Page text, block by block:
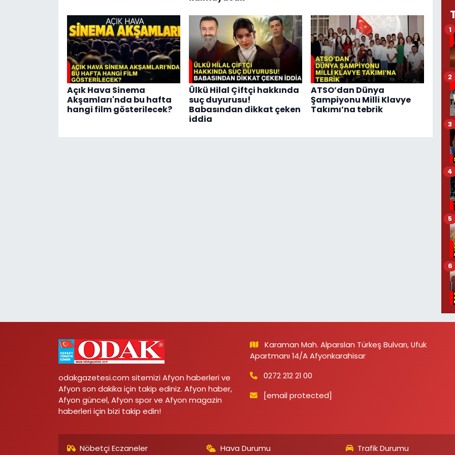
Açık Hava Sinema
Akşamları'nda bu hafta
hangi film gösterilecek?
Ülkü Hilal Çiftçi hakkında
suç duyurusu!
Babasından dikkat çeken
iddia
ATSO’dan Dünya
Şampiyonu Milli Klavye
Takımı’na tebrik
1
2
3
4
5
6
odakgazetesi.com sitemizi Afyon haberleri ve
Afyon son dakika için takip ediniz. Afyon haber,
Afyon güncel, Afyon spor ve Afyon magazin
haberleri için bizi takip edin!
Karaman Mah. Alparslan Türkeş Bulvarı, Ufuk
Apartmanı 14/A Afyonkarahisar
0272 212 21 00
[email protected]
Nöbetçi Eczaneler Hava Durumu Trafik Durumu